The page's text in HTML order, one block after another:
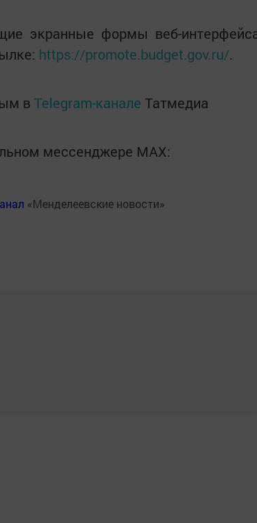
экранные формы веб-
https://promote.budget.gov.ru/.
в Telegram-канале Татмедиа
мессенджере MАХ:
«Менделеевские новости»